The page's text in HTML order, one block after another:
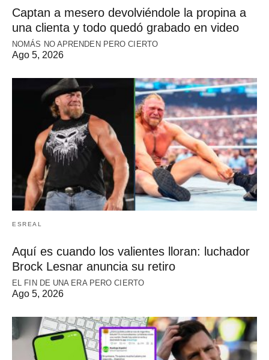
Captan a mesero devolviéndole la propina a
una clienta y todo quedó grabado en video
NOMÁS NO APRENDEN PERO CIERTO
Ago 5, 2026
ESREAL
Aquí es cuando los valientes lloran: luchador
Brock Lesnar anuncia su retiro
EL FIN DE UNA ERA PERO CIERTO
Ago 5, 2026